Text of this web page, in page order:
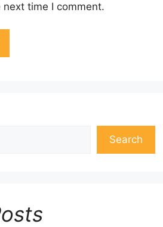
time I comment.
Search